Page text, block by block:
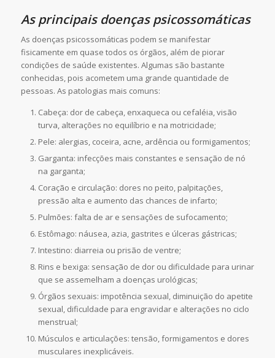
As principais doenças psicossomáticas
As doenças psicossomáticas podem se manifestar
fisicamente em quase todos os órgãos, além de piorar
condições de saúde existentes. Algumas são bastante
conhecidas, pois acometem uma grande quantidade de
pessoas. As patologias mais comuns:
Cabeça: dor de cabeça, enxaqueca ou cefaléia, visão
turva, alterações no equilíbrio e na motricidade;
Pele: alergias, coceira, acne, ardência ou formigamentos;
Garganta: infecções mais constantes e sensação de nó
na garganta;
Coração e circulação: dores no peito, palpitações,
pressão alta e aumento das chances de infarto;
Pulmões: falta de ar e sensações de sufocamento;
Estômago: náusea, azia, gastrites e úlceras gástricas;
Intestino: diarreia ou prisão de ventre;
Rins e bexiga: sensação de dor ou dificuldade para urinar
que se assemelham a doenças urológicas;
Órgãos sexuais: impotência sexual, diminuição do apetite
sexual, dificuldade para engravidar e alterações no ciclo
menstrual;
Músculos e articulações: tensão, formigamentos e dores
musculares inexplicáveis.